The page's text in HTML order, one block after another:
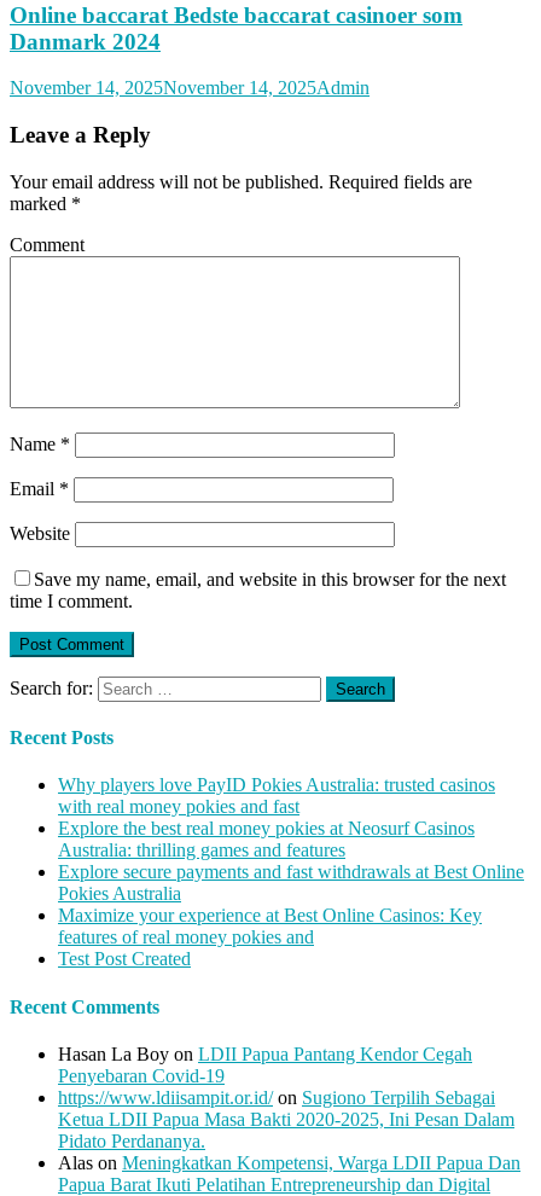
Online baccarat Bedste baccarat casinoer som
Danmark 2024
November 14, 2025November 14, 2025Admin
Leave a Reply
Your email address will not be published. Required fields are
marked *
Comment
Name *
Email *
Website
Save my name, email, and website in this browser for the next
time I comment.
Search for:
Recent Posts
Why players love PayID Pokies Australia: trusted casinos
with real money pokies and fast
Explore the best real money pokies at Neosurf Casinos
Australia: thrilling games and features
Explore secure payments and fast withdrawals at Best Online
Pokies Australia
Maximize your experience at Best Online Casinos: Key
features of real money pokies and
Test Post Created
Recent Comments
Hasan La Boy on LDII Papua Pantang Kendor Cegah
Penyebaran Covid-19
https://www.ldiisampit.or.id/on Sugiono Terpilih Sebagai
Ketua LDII Papua Masa Bakti 2020-2025, Ini Pesan Dalam
Pidato Perdananya.
Alas on Meningkatkan Kompetensi, Warga LDII Papua Dan
Papua Barat Ikuti Pelatihan Entrepreneurship dan Digital